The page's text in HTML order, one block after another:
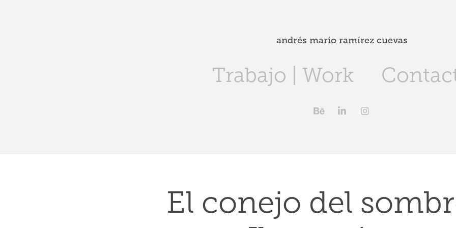
andrés mario ramírez cuevas
Trabajo | Work
El conejo del